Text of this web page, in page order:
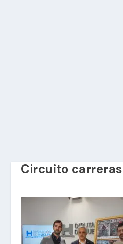
Circuito